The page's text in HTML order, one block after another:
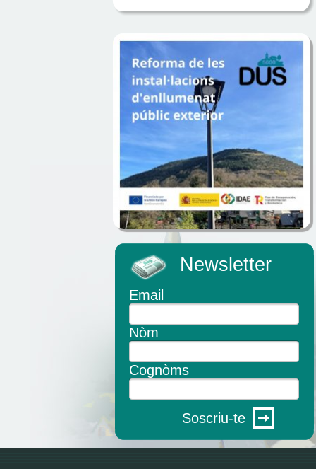
Newsletter
Email
Nòm
Cognòms
Soscriu-te